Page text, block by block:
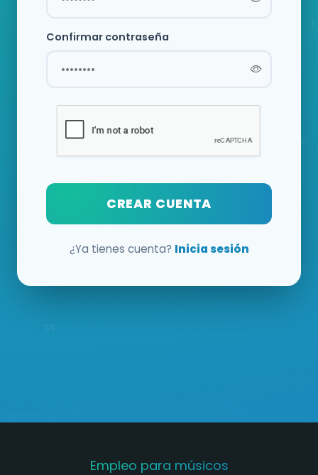
Confirmar contraseña
CREAR CUENTA
¿Ya tienes cuenta? Inicia sesión
Empleo para músicos